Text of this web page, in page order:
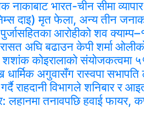
नाकाबाट भारत-चीन सीमा
दाइ) मृत फेला, अन्य तीन
आरोहीको शव
अघि बढाउन केपी शर्मा
शशांक कोइरालाको
धार्मिक अगुवासँग रास्वपा
राहदानी विभागले शनिबार र
तनावपछि हवाई फायर,